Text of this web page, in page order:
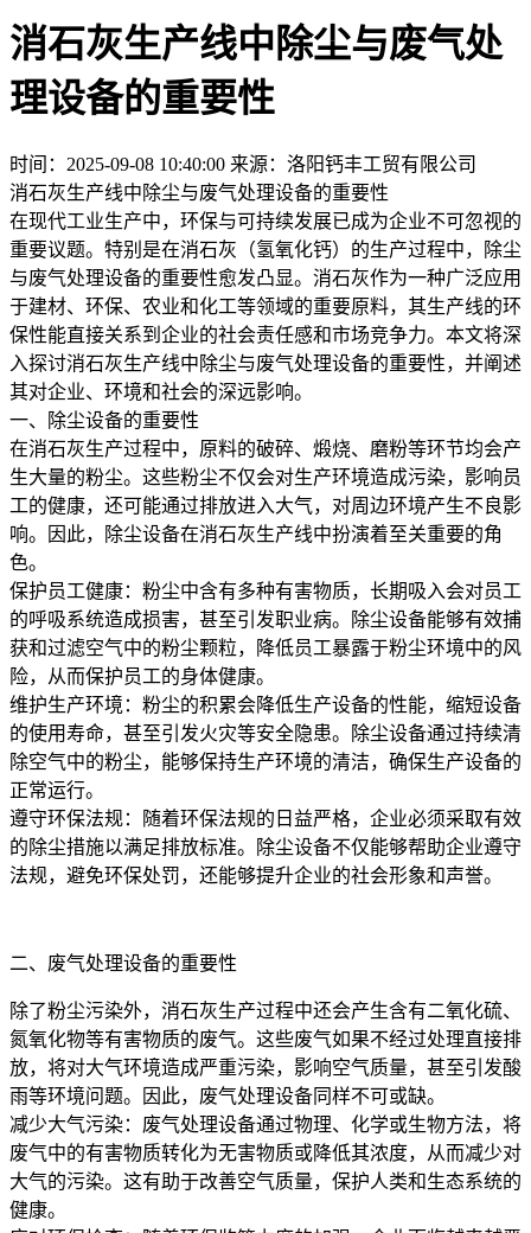
消石灰生产线中除尘与废气处
理设备的重要性
时间：2025-09-08 10:40:00 来源：洛阳钙丰工贸有限公司
消石灰生产线中除尘与废气处理设备的重要性
在现代工业生产中，环保与可持续发展已成为企业不可忽视的
重要议题。特别是在消石灰（氢氧化钙）的生产过程中，除尘
与废气处理设备的重要性愈发凸显。消石灰作为一种广泛应用
于建材、环保、农业和化工等领域的重要原料，其生产线的环
保性能直接关系到企业的社会责任感和市场竞争力。本文将深
入探讨消石灰生产线中除尘与废气处理设备的重要性，并阐述
其对企业、环境和社会的深远影响。
一、除尘设备的重要性
在消石灰生产过程中，原料的破碎、煅烧、磨粉等环节均会产
生大量的粉尘。这些粉尘不仅会对生产环境造成污染，影响员
工的健康，还可能通过排放进入大气，对周边环境产生不良影
响。因此，除尘设备在消石灰生产线中扮演着至关重要的角
色。
保护员工健康：粉尘中含有多种有害物质，长期吸入会对员工
的呼吸系统造成损害，甚至引发职业病。除尘设备能够有效捕
获和过滤空气中的粉尘颗粒，降低员工暴露于粉尘环境中的风
险，从而保护员工的身体健康。
维护生产环境：粉尘的积累会降低生产设备的性能，缩短设备
的使用寿命，甚至引发火灾等安全隐患。除尘设备通过持续清
除空气中的粉尘，能够保持生产环境的清洁，确保生产设备的
正常运行。
遵守环保法规：随着环保法规的日益严格，企业必须采取有效
的除尘措施以满足排放标准。除尘设备不仅能够帮助企业遵守
法规，避免环保处罚，还能够提升企业的社会形象和声誉。
二、废气处理设备的重要性
除了粉尘污染外，消石灰生产过程中还会产生含有二氧化硫、
氮氧化物等有害物质的废气。这些废气如果不经过处理直接排
放，将对大气环境造成严重污染，影响空气质量，甚至引发酸
雨等环境问题。因此，废气处理设备同样不可或缺。
减少大气污染：废气处理设备通过物理、化学或生物方法，将
废气中的有害物质转化为无害物质或降低其浓度，从而减少对
大气的污染。这有助于改善空气质量，保护人类和生态系统的
健康。